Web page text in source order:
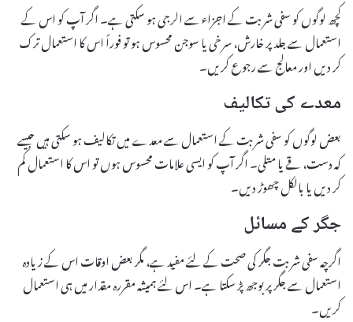
کچھ لوگوں کو سفی شربت کے اجزاء سے الرجی ہو سکتی ہے۔ اگر آپ کو اس کے
استعمال سے جلد پر خارش، سرخی یا سوجن محسوس ہو تو فوراً اس کا استعمال ترک
کر دیں اور معالج سے رجوع کریں۔
معدے کی تکالیف
بعض لوگوں کو سفی شربت کے استعمال سے معدے میں تکالیف ہو سکتی ہیں جیسے
کہ دست، قے یا متلی۔ اگر آپ کو ایسی علامات محسوس ہوں تو اس کا استعمال کم
کر دیں یا بالکل چھوڑ دیں۔
جگر کے مسائل
اگرچہ سفی شربت جگر کی صحت کے لئے مفید ہے، مگر بعض اوقات اس کے زیادہ
استعمال سے جگر پر بوجھ پڑ سکتا ہے۔ اس لئے ہمیشہ مقررہ مقدار میں ہی استعمال
کریں۔